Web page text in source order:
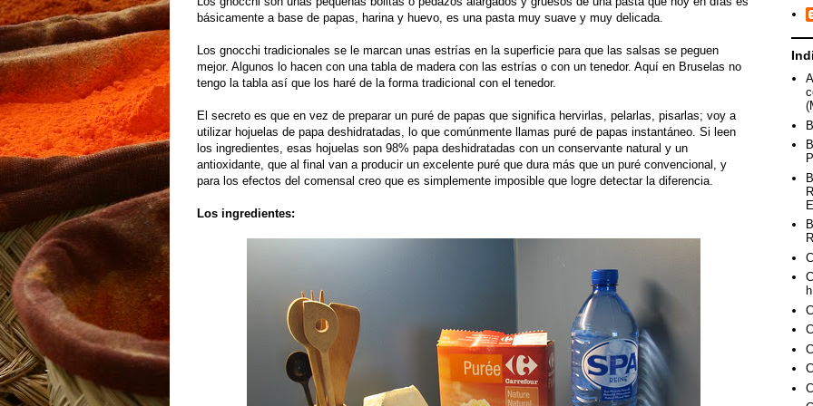
básicamente a base de papas, harina y huevo, es una pasta muy suave y muy delicada.
Los gnocchi tradicionales se le marcan unas estrías en la superficie para que las salsas se peguen
mejor. Algunos lo hacen con una tabla de madera con las estrías o con un tenedor. Aquí en Bruselas no
tengo la tabla así que los haré de la forma tradicional con el tenedor.
El secreto es que en vez de preparar un puré de papas que significa hervirlas, pelarlas, pisarlas; voy a
utilizar hojuelas de papa deshidratadas, lo que comúnmente llamas puré de papas instantáneo. Si leen
los ingredientes, esas hojuelas son 98% papa deshidratadas con un conservante natural y un
antioxidante, que al final van a producir un excelente puré que dura más que un puré convencional, y
para los efectos del comensal creo que es simplemente imposible que logre detectar la diferencia.
Los ingredientes: